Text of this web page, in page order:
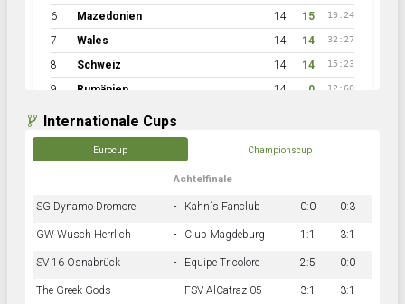
6 Mazedonien 14 15 19:24
7 Wales 14 14 32:27
8 Schweiz 14 14 15:23
9 Rumänien 14 0 12:60
Internationale Cups
Eurocup Championscup
Achtelfinale
SG Dynamo Dromore - Kahn´s Fanclub 0:0 0:3
GW Wusch Herrlich - Club Magdeburg 1:1 3:1
SV 16 Osnabrück - Equipe Tricolore 2:5 0:0
The Greek Gods - FSV AlCatraz 05 3:1 3:1